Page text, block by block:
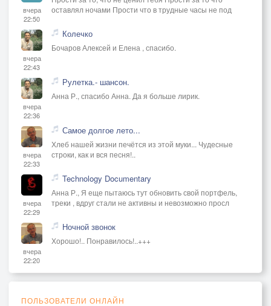
вчера
22:50
оставлял ночами Прости что в трудные часы не под
вчера
22:43
Колечко
Бочаров Алексей и Елена , спасибо.
вчера
22:36
Рулетка.- шансон.
Анна Р., спасибо Анна. Да я больше лирик.
вчера
22:33
Самое долгое лето...
Хлеб нашей жизни печётся из этой муки... Чудесные
строки, как и вся песня!..
вчера
22:29
Technology Documentary
Анна Р., Я еще пытаюсь тут обновить свой портфель,
треки , вдруг стали не активны и невозможно просл
вчера
22:20
Ночной звонок
Хорошо!.. Понравилось!..+++
ПОЛЬЗОВАТЕЛИ ОНЛАЙН